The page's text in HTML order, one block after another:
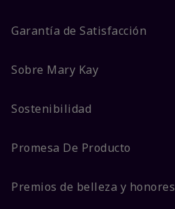
Garantía de Satisfacción
Sobre Mary Kay
Sostenibilidad
Promesa De Producto
Premios de belleza y honores